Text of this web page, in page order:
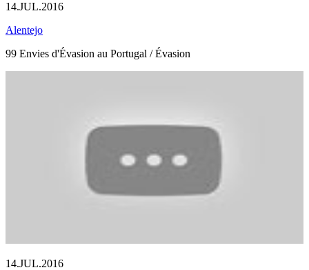
14.JUL.2016
Alentejo
99 Envies d'Évasion au Portugal / Évasion
14.JUL.2016